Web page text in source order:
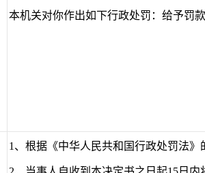
本机关对你作出如下行政处罚：给予罚
1、根据《中华人民共和国行政处罚法》